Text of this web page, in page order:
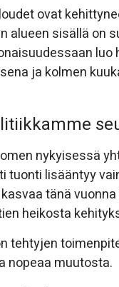
ovat
sisällä on
ja kolmen
nykyisessä
tuonti lisääntyy
tänä
heikosta
tehtyjen
nopeaa muutosta.